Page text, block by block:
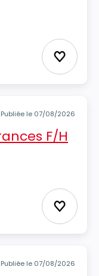
Ajouter
Publiée le 07/08/2026
F/H
Ajouter
Publiée le 07/08/2026